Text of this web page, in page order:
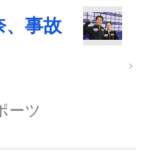
、事故
ーツ